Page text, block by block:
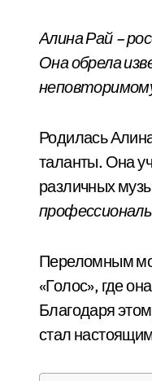
Алина Рай –
Она обрела
Родилась
таланты. Она
различных
Переломным
«Голос», где
Благодаря
стал